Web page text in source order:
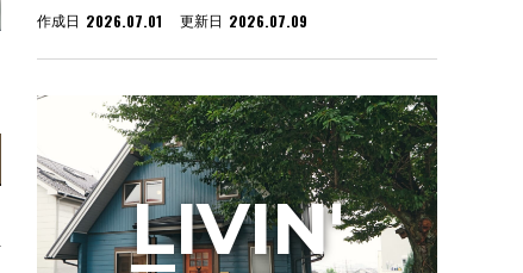
作成日 2026.07.01 更新日 2026.07.09
LIVIN'